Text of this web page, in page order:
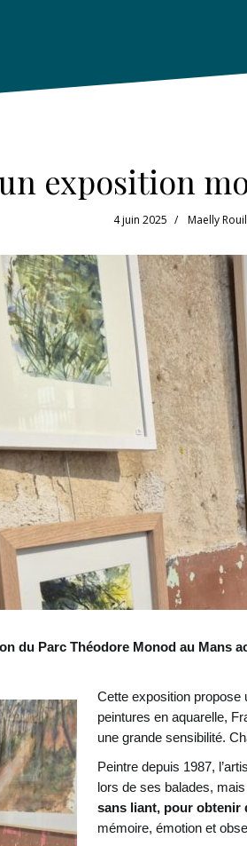
exposition
4 juin 2025 Maelly
du Parc Théodore Monod au Mans
Cette exposition
peintures en aquarelle,
une grande sensibilité.
Peintre depuis 1987,
lors de ses balades,
sans liant, pour obtenir
mémoire, émotion et